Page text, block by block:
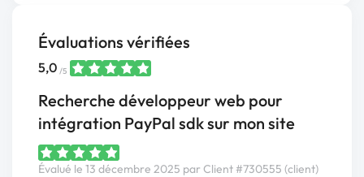
Évaluations vérifiées
5,0 /5
Recherche développeur web pour
intégration PayPal sdk sur mon site
Évalué le 13 décembre 2025 par Client #730555 (client)